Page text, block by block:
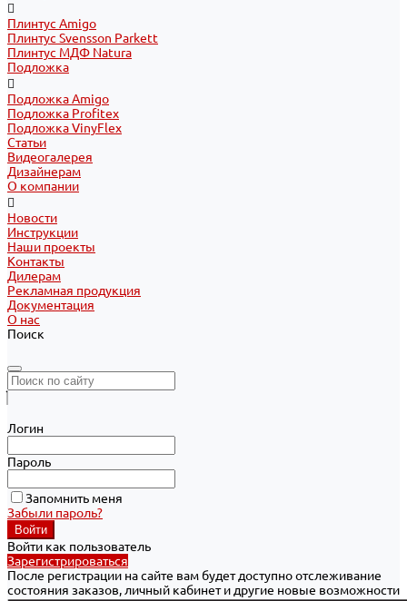
Плинтус Amigo
Плинтус Svensson Parkett
Плинтус МДФ Natura
Подложка
Подложка Amigo
Подложка Profitex
Подложка VinyFlex
Статьи
Видеогалерея
Дизайнерам
О компании
Новости
Инструкции
Наши проекты
Контакты
Дилерам
Рекламная продукция
Документация
О нас
Поиск
Логин
Пароль
Запомнить меня
Забыли пароль?
Войти как пользователь
Зарегистрироваться
После регистрации на сайте вам будет доступно отслеживание
состояния заказов, личный кабинет и другие новые возможности